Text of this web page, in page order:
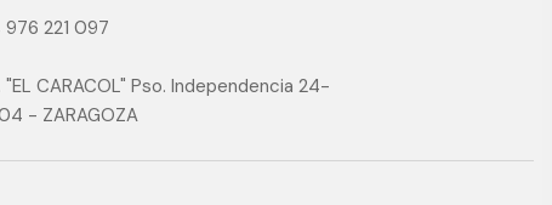
976 221 097
"EL CARACOL" Pso. Independencia 24-
- ZARAGOZA